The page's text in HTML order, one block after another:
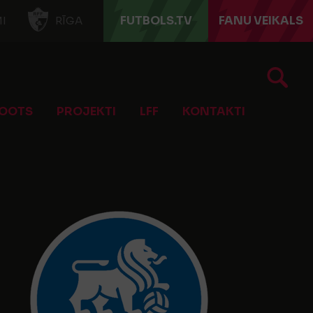
RĪGA FUTBOLS.TV FANU VEIKALS
PROJEKTI LFF KONTAKTI